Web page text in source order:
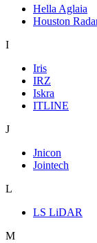
Hella Aglaia
Houston
I
Iris
IRZ
Iskra
ITLINE
J
Jnicon
Jointech
L
LS LiDAR
M